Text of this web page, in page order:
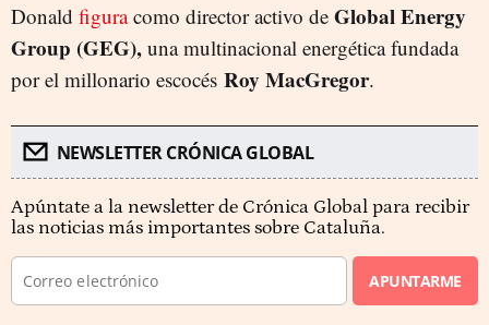
Donald figuracomo director activo de Global Energy
Group (GEG), una multinacional energética fundada
por el millonario escocés Roy MacGregor.
NEWSLETTER CRÓNICA GLOBAL
Apúntate a la newsletter de Crónica Global para recibir
las noticias más importantes sobre Cataluña.
APUNTARME